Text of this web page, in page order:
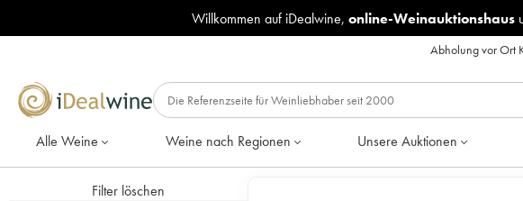
Willkommen auf iDealwine, online-Weinauktionshaus
Abholung vor Ort
Alle Weine Weine nach Regionen Unsere Auktionen
Filter löschen